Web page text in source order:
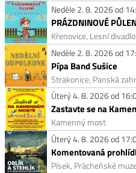
Neděle 2. 8. 2026 od
PRÁZDNINOVÉ
Křenovice, Lesní divadlo
Neděle 2. 8. 2026 od
Pípa Band Sušice
Strakonice, Panská
Úterý 4. 8. 2026 od
Zastavte se na
Kamenný most
Úterý 4. 8. 2026 od
Komentovaná
Písek, Prácheňské